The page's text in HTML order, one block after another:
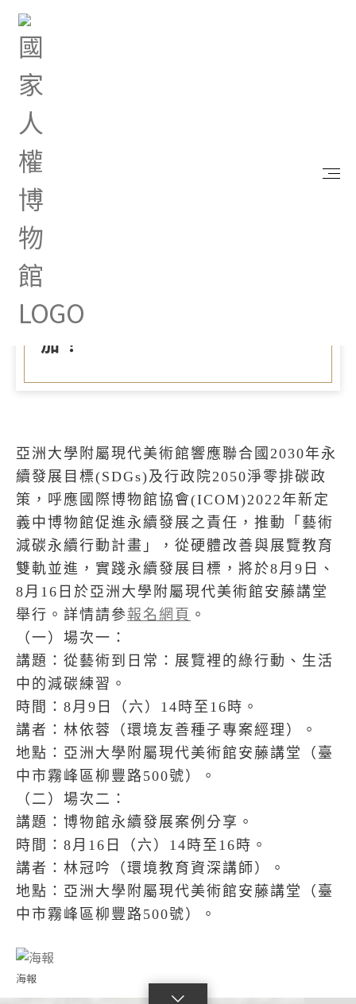
首頁
講座（8/9、8/16），歡迎參加！
Aug 08, 2025 |
辦藝術減碳永續行動計畫講
座（8/9、8/16），歡迎參
加！
亞洲大學附屬現代美術館響應聯合國2030年永
續發展目標(SDGs)及行政院2050淨零排碳政
策，呼應國際博物館協會(ICOM)2022年新定
義中博物館促進永續發展之責任，推動「藝術
減碳永續行動計畫」，從硬體改善與展覽教育
雙軌並進，實踐永續發展目標，將於8月9日、
8月16日於亞洲大學附屬現代美術館安藤講堂
舉行。詳情請參報名網頁 。
（一）場次一：
講題：從藝術到日常：展覽裡的綠行動、生活
中的減碳練習。
時間：8月9日（六）14時至16時。
講者：林依蓉（環境友善種子專案經理）。
地點：亞洲大學附屬現代美術館安藤講堂（臺
中市霧峰區柳豐路500號）。
（二）場次二：
講題：博物館永續發展案例分享。
時間：8月16日（六）14時至16時。
講者：林冠吟（環境教育資深講師）。
地點：亞洲大學附屬現代美術館安藤講堂（臺
中市霧峰區柳豐路500號）。
海報